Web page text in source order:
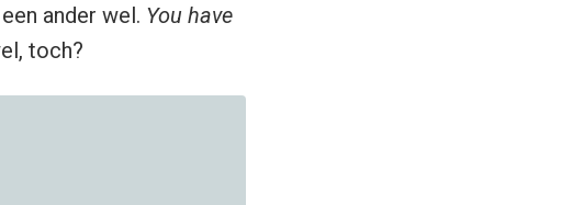
ander wel. You have
toch?